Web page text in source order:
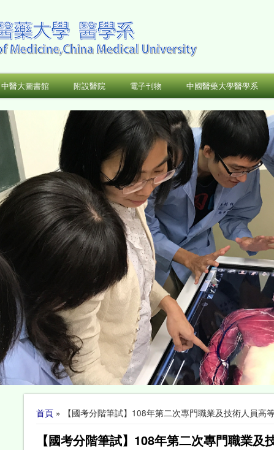
中醫大圖書館 附設醫院 電子刊物 中國醫藥大學醫學系
您在這裡
首頁 » 【國考分階筆試】108年第二次專門職業及技術人員高
【國考分階筆試】108年第二次專門職業